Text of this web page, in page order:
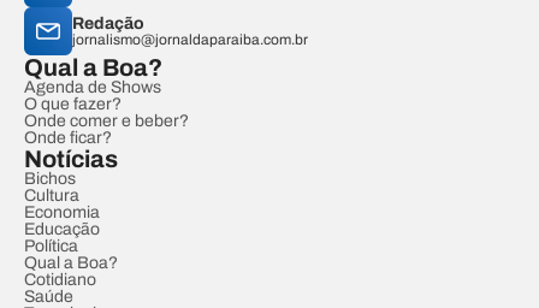
Redação
jornalismo@jornaldaparaiba.com.br
Qual a Boa?
Agenda de Shows
O que fazer?
Onde comer e beber?
Onde ficar?
Notícias
Bichos
Cultura
Economia
Educação
Política
Qual a Boa?
Cotidiano
Saúde